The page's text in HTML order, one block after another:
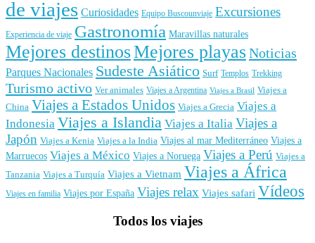
de viajes Curiosidades Equipo Buscounviaje Excursiones
Experiencia de viaje Gastronomía Maravillas naturales
Mejores destinosMejores playasNoticias
Parques Nacionales Sudeste Asiático Surf Templos Trekking
Turismo activo Ver animales Viajes a Argentina Viajes a Brasil Viajes a
China Viajes a Estados Unidos Viajes a Grecia Viajes a
Indonesia Viajes a Islandia Viajes a Italia Viajes a
Japón Viajes a Kenia Viajes a la India Viajes al mar Mediterráneo Viajes a
Marruecos Viajes a México Viajes a Noruega Viajes a Perú Viajes a
Tanzania Viajes a Turquía Viajes a Vietnam Viajes a África
Viajes en familia Viajes por España Viajes relax Viajes safari Vídeos
Todos los viajes